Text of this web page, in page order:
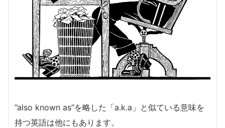
”also known as”を略した「a.k.a」と似ている意味を
持つ英語は他にもあります。